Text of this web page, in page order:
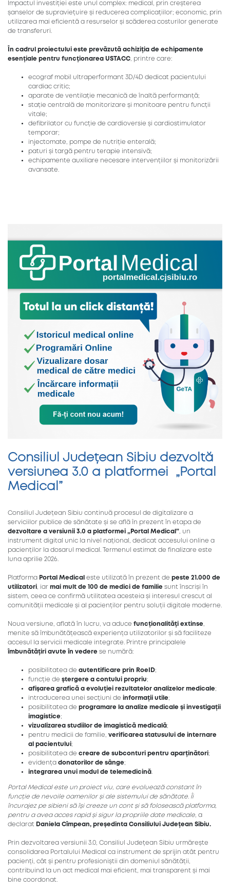
Impactul investiției este unul complex: medical, prin creșterea
șanselor de supraviețuire și reducerea complicațiilor; economic, prin
utilizarea mai eficientă a resurselor și scăderea costurilor generate
de transferuri.
În cadrul proiectului este prevăzută achiziția de echipamente
esențiale pentru funcționarea USTACC, printre care:
ecograf mobil ultraperformant 3D/4D dedicat pacientului
cardiac critic;
aparate de ventilație mecanică de înaltă performanță;
stație centrală de monitorizare și monitoare pentru funcții
vitale;
defibrilator cu funcție de cardioversie și cardiostimulator
temporar;
injectomate, pompe de nutriție enterală;
paturi și targă pentru terapie intensivă;
echipamente auxiliare necesare intervențiilor și monitorizării
avansate.
Consiliul Județean Sibiu dezvoltă
versiunea 3.0 a platformei „Portal
Medical”
Consiliul Județean Sibiu continuă procesul de digitalizare a
serviciilor publice de sănătate și se află în prezent în etapa de
dezvoltare a versiunii 3.0 a platformei „Portal Medical”, un
instrument digital unic la nivel național, dedicat accesului online a
pacienților la dosarul medical. Termenul estimat de finalizare este
luna aprilie 2026.
Platforma Portal Medical este utilizată în prezent de peste 21.000 de
utilizatori, iar mai mult de 100 de medici de familie sunt înscriși în
sistem, ceea ce confirmă utilitatea acesteia și interesul crescut al
comunității medicale și al pacienților pentru soluții digitale moderne.
Noua versiune, aflată în lucru, va aduce funcționalități extinse,
menite să îmbunătățească experiența utilizatorilor și să faciliteze
accesul la servicii medicale integrate. Printre principalele
îmbunătățiri avute în vedere se numără:
posibilitatea de autentificare prin RoeID;
funcție de ștergere a contului propriu;
afișarea grafică a evoluției rezultatelor analizelor medicale;
introducerea unei secțiuni de informații utile;
posibilitatea de programare la analize medicale și investigații
imagistice;
vizualizarea studiilor de imagistică medicală;
pentru medicii de familie, verificarea statusului de internare
al pacientului;
posibilitatea de creare de subconturi pentru aparținători;
evidența donatorilor de sânge;
integrarea unui modul de telemedicină.
Portal Medical este un proiect viu, care evoluează constant în
funcție de nevoile oamenilor și ale sistemului de sănătate. Îi
încurajez pe sibieni să își creeze un cont și să folosească platforma,
pentru a avea acces rapid și sigur la propriile date medicale, a
declarat Daniela Cîmpean, președinta Consiliului Județean Sibiu.
Prin dezvoltarea versiunii 3.0, Consiliul Județean Sibiu urmărește
consolidarea Portalului Medical ca instrument de sprijin atât pentru
pacienți, cât și pentru profesioniștii din domeniul sănătății,
contribuind la un act medical mai eficient, mai transparent și mai
bine coordonat.